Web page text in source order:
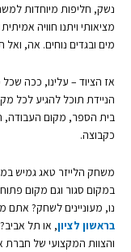
נשק, חליפות מיוחדות
מציאותי ויתנו חוויה
מים ובגדים נוחים. אה,
אז הציוד – עלינו, ככה
הניידת תוכל להגיע לכל
בית הספר, מקום העבודה,
כקבוצה.
משחק הלייזר טאג גמיש
במקום סגור וגם מקום
נו, מעוניינים לשחק? אתם
בראשון לציון, או תל
והצוות המקצועי של